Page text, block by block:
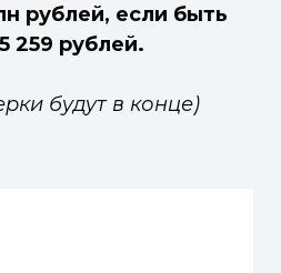
рублей, если быть
259 рублей.
будут в конце)